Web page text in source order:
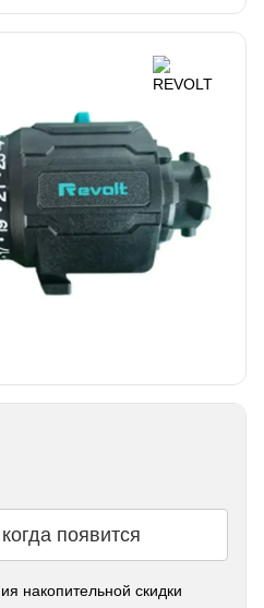
появится
накопительной скидки